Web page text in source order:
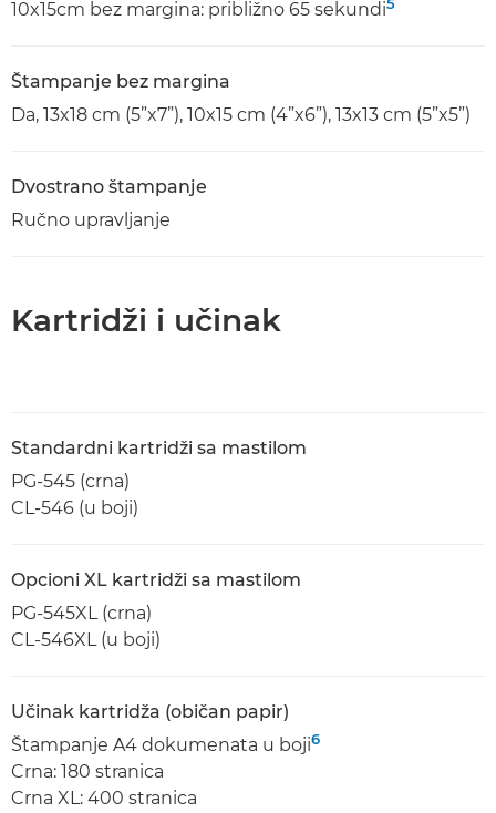
10x15cm bez margina: približno 65 sekundi5
Štampanje bez margina
Da, 13x18 cm (5”x7”), 10x15 cm (4”x6”), 13x13 cm (5”x5”)
Dvostrano štampanje
Ručno upravljanje
Kartridži i učinak
Standardni kartridži sa mastilom
PG-545 (crna)
CL-546 (u boji)
Opcioni XL kartridži sa mastilom
PG-545XL (crna)
CL-546XL (u boji)
Učinak kartridža (običan papir)
Štampanje A4 dokumenata u boji6
Crna: 180 stranica
Crna XL: 400 stranica